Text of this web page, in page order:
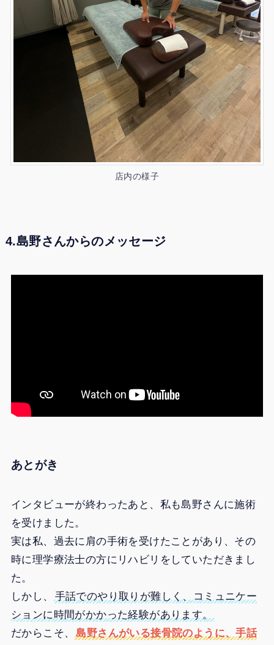
店内の様子
4.島野さんからのメッセージ
あとがき
インタビューが終わったあと、私も島野さんに施術
を受けました。
実は私、過去に肩の手術を受けたことがあり、その
時に理学療法士の方にリハビリをしていただきまし
た。
しかし、
手話でのやり取りが難しく、コミュニケー
ションに時間がかかった経験があります。
だからこそ、
島野さんがいる接骨院のように、手話